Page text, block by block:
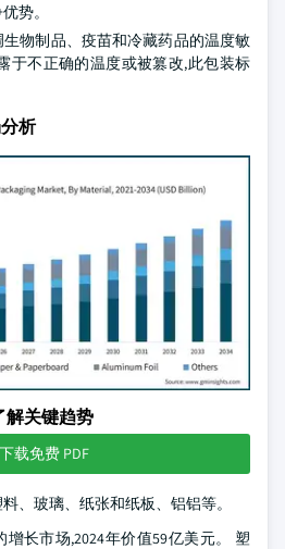
势。
物制品、疫苗和冷藏药品的温度敏
于不正确的温度或被篡改,此包装标
析
解关键趋势
下载免费 PDF
、玻璃、纸张和纸板、铝铝等。
长市场,2024年价值59亿美元。 塑